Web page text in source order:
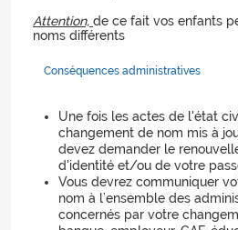
Attention, de ce fait vos enfants
noms différents
Conséquences administratives
Une fois les actes de l'état
changement de nom mis à
devez demander le
d'identité et/ou de votre
Vous devrez communiquer
nom à l’ensemble des
concernés par votre